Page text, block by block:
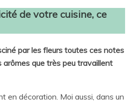
de votre cuisine, ce
par les fleurs toutes ces notes
arômes que très peu travaillent
en décoration. Moi aussi, dans un